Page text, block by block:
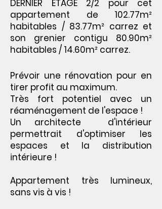
DERNIER ÉTAGE 2/2 pour cet
appartement de 102.77m²
habitables / 83.77m² carrez et
son grenier contigu 80.90m²
habitables / 14.60m² carrez.
Prévoir une rénovation pour en
tirer profit au maximum.
Très fort potentiel avec un
réaménagement de l'espace !
Un architecte d'intérieur
permettrait d'optimiser les
espaces et la distribution
intérieure !
Appartement très lumineux,
sans vis à vis !